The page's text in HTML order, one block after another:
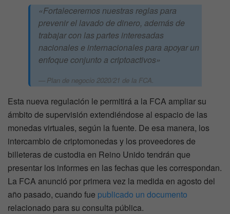
«Fortaleceremos nuestras reglas para
prevenir el lavado de dinero, además de
trabajar con las partes interesadas
nacionales e internacionales para apoyar un
enfoque conjunto a criptoactivos»
Plan de negocio 2020/21 de la FCA.
Esta nueva regulación le permitirá a la FCA ampliar su
ámbito de supervisión extendiéndose al espacio de las
monedas virtuales, según la fuente. De esa manera, los
intercambio de criptomonedas y los proveedores de
billeteras de custodia en Reino Unido tendrán que
presentar los informes en las fechas que les correspondan.
La FCA anunció por primera vez la medida en agosto del
año pasado, cuando fue publicado un documento
relacionado para su consulta pública.